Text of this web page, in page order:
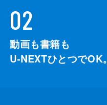
02
動画も書籍も
U-NEXTひとつでOK。